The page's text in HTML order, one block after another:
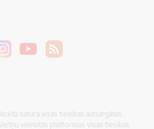
satura visas tiesības aizsargātas.
vienotās platformas visas tiesības